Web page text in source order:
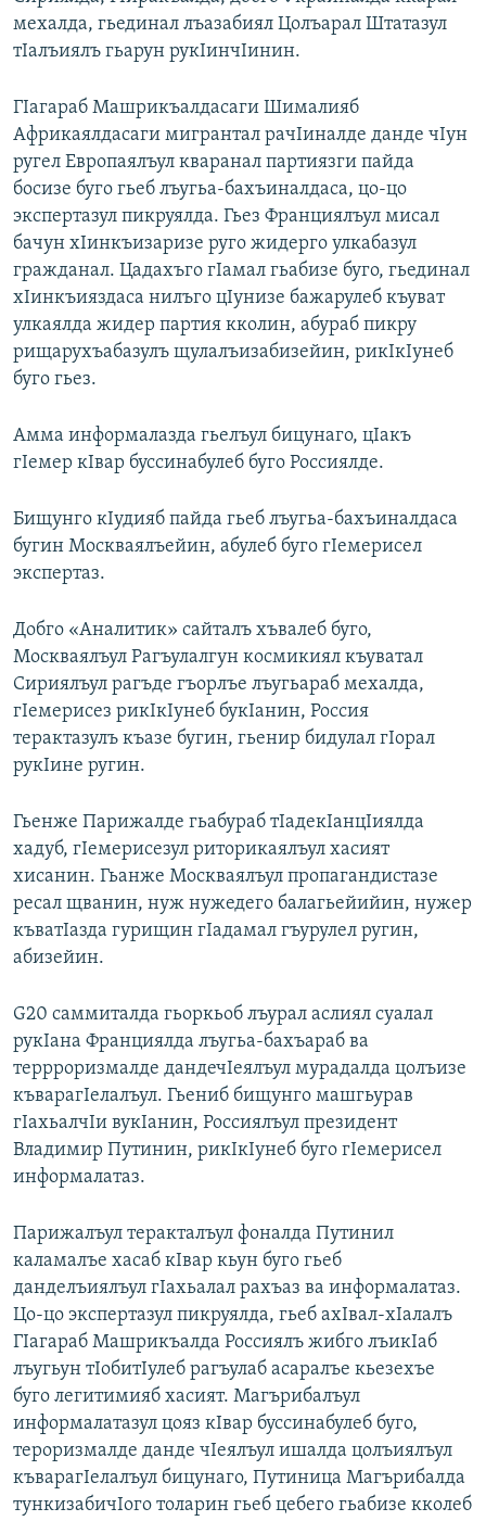
мехалда, гьединал лъазабиял Цолъарал Штатазул
тIалъиялъ гьарун рукIинчIинин.
ГIагараб Машрикъалдасаги Шималияб
Африкаялдасаги мигрантал рачIиналде данде чIун
ругел Европаялъул кваранал партиязги пайда
босизе буго гьеб лъугьа-бахъиналдаса, цо-цо
экспертазул пикруялда. Гьез Франциялъул мисал
бачун хIинкъизаризе руго жидерго улкабазул
гражданал. Цадахъго гIамал гьабизе буго, гьединал
хIинкъияздаса нилъго цIунизе бажарулеб къуват
улкаялда жидер партия кколин, абураб пикру
рищарухъабазулъ щулалъизабизейин, рикIкIунеб
буго гьез.
Амма информалазда гьелъул бицунаго, цIакъ
гIемер кIвар буссинабулеб буго Россиялде.
Бищунго кIудияб пайда гьеб лъугьа-бахъиналдаса
бугин Москваялъейин, абулеб буго гIемерисел
экспертаз.
Добго «Аналитик» сайталъ хъвалеб буго,
Москваялъул Рагъулалгун космикиял къуватал
Сириялъул рагъде гъорлъе лъугьараб мехалда,
гIемерисез рикIкIунеб букIанин, Россия
терактазулъ къазе бугин, гьенир бидулал гIорал
рукIине ругин.
Гьенже Парижалде гьабураб тIадекIанцIиялда
хадуб, гIемерисезул риторикаялъул хасият
хисанин. Гьанже Москваялъул пропагандистазе
ресал щванин, нуж нужедего балагьейийин, нужер
къватIазда гурищин гIадамал гъурулел ругин,
абизейин.
G20 саммиталда гьоркьоб лъурал аслиял суалал
рукIана Франциялда лъугьа-бахъараб ва
террроризмалде дандечIеялъул мурадалда цолъизе
къварагIелалъул. Гьениб бищунго машгьурав
гIахьалчIи вукIанин, Россиялъул президент
Владимир Путинин, рикIкIунеб буго гIемерисел
информалатаз.
Парижалъул теракталъул фоналда Путинил
каламалъе хасаб кIвар кьун буго гьеб
данделъиялъул гIахьалал рахъаз ва информалатаз.
Цо-цо экспертазул пикруялда, гьеб ахIвал-хIалалъ
ГIагараб Машрикъалда Россиялъ жибго лъикIаб
лъугьун тIобитIулеб рагъулаб асаралъе кьезехъе
буго легитимияб хасият. Магърибалъул
информалатазул цояз кIвар буссинабулеб буго,
тероризмалде данде чIеялъул ишалда цолъиялъул
къварагIелалъул бицунаго, Путиница Магърибалда
тункизабичIого толарин гьеб цебего гьабизе кколеб